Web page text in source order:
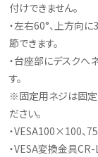
付けできません。
・左右60°、上方向
節できます。
・台座部にデスク
す。
※固定用ネジは固定
ださい。
・VESA100×100、
・VESA変換金具